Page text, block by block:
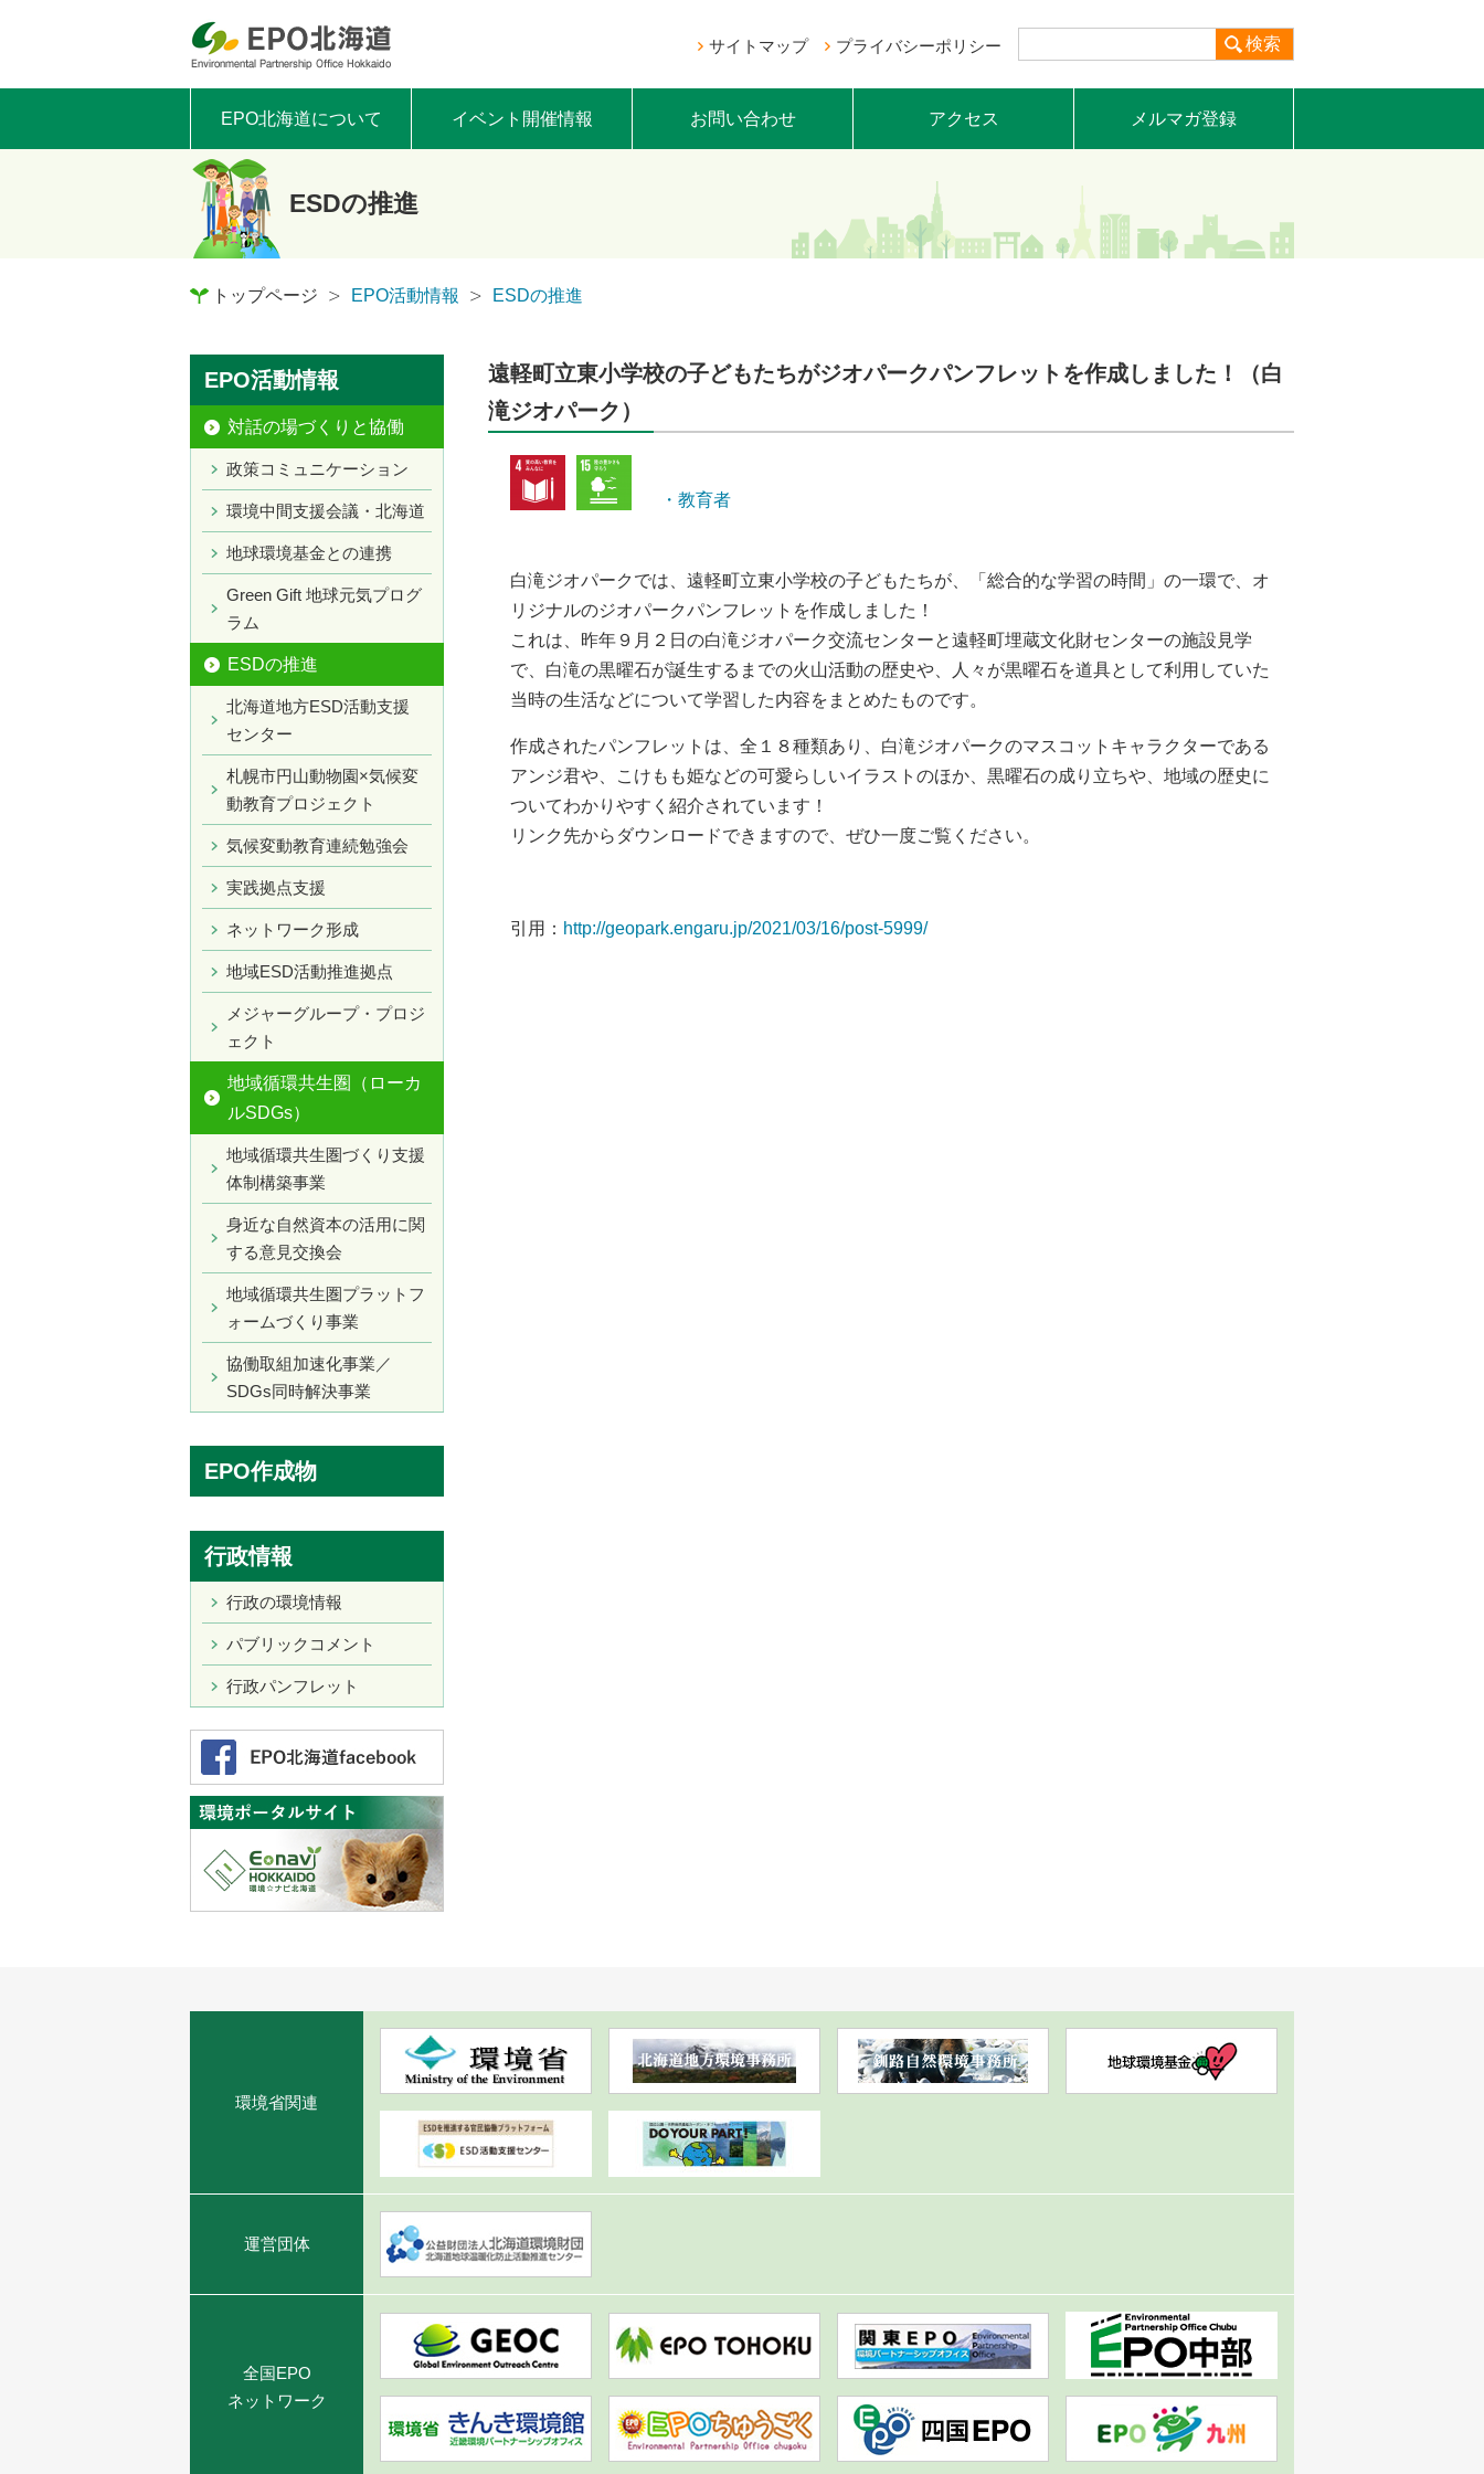
サイトマップ プライバシーポリシー 検索
EPO北海道について イベント開催情報 お問い合わせ アクセス メルマガ登録
ESDの推進
トップページ EPO活動情報 ESDの推進
EPO活動情報
対話の場づくりと協働
政策コミュニケーション
環境中間支援会議・北海道
地球環境基金との連携
Green Gift 地球元気プログ
ラム
ESDの推進
北海道地方ESD活動支援
センター
札幌市円山動物園×気候変
動教育プロジェクト
気候変動教育連続勉強会
実践拠点支援
ネットワーク形成
地域ESD活動推進拠点
メジャーグループ・プロジ
ェクト
地域循環共生圏（ローカ
ルSDGs）
地域循環共生圏づくり支援
体制構築事業
身近な自然資本の活用に関
する意見交換会
地域循環共生圏プラットフ
ォームづくり事業
協働取組加速化事業／
SDGs同時解決事業
EPO作成物
行政情報
行政の環境情報
パブリックコメント
行政パンフレット
遠軽町立東小学校の子どもたちがジオパークパンフレットを作成しました！（白
滝ジオパーク）
・教育者
白滝ジオパークでは、遠軽町立東小学校の子どもたちが、「総合的な学習の時間」の一環で、オ
リジナルのジオパークパンフレットを作成しました！
これは、昨年９月２日の白滝ジオパーク交流センターと遠軽町埋蔵文化財センターの施設見学
で、白滝の黒曜石が誕生するまでの火山活動の歴史や、人々が黒曜石を道具として利用していた
当時の生活などについて学習した内容をまとめたものです。
作成されたパンフレットは、全１８種類あり、白滝ジオパークのマスコットキャラクターである
アンジ君や、こけもも姫などの可愛らしいイラストのほか、黒曜石の成り立ちや、地域の歴史に
ついてわかりやすく紹介されています！
リンク先からダウンロードできますので、ぜひ一度ご覧ください。
引用： http://geopark.engaru.jp/2021/03/16/post-5999/
環境省関連
運営団体
全国EPO
ネットワーク